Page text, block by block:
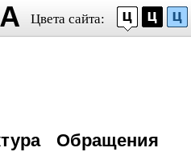
Цвета сайта:
Обращения